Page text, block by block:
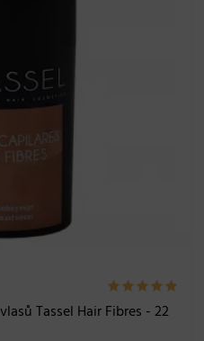
Tassel Hair Fibres - 22